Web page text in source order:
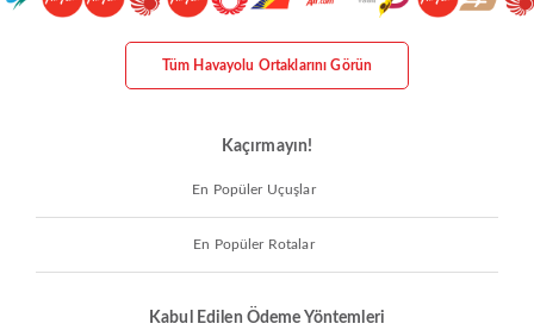
Tüm Havayolu Ortaklarını Görün
Kaçırmayın!
En Popüler Uçuşlar
En Popüler Rotalar
Kabul Edilen Ödeme Yöntemleri